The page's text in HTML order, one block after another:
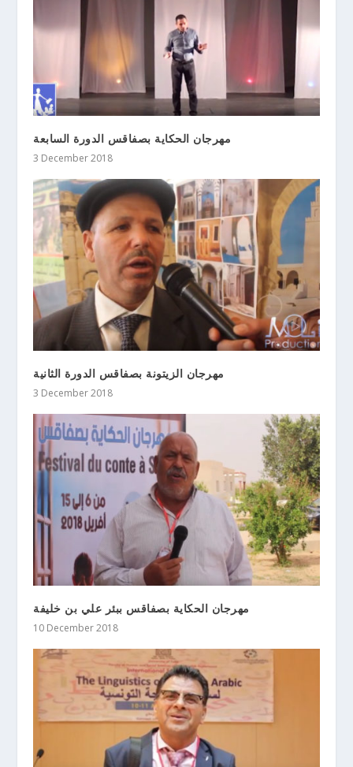
مهرجان الحكاية بصفاقس الدورة السابعة
3 December 2018
مهرجان الزيتونة بصفاقس الدورة الثانية
3 December 2018
مهرجان الحكاية بصفاقس ببئر علي بن خليفة
10 December 2018